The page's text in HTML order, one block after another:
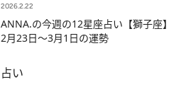
2026.2.22
ANNA.の今週の12星座占い【獅子座】
2月23日～3月1日の運勢
占い